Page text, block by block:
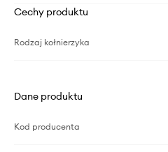
Cechy produktu
Rodzaj kołnierzyka
Dane produktu
Kod producenta